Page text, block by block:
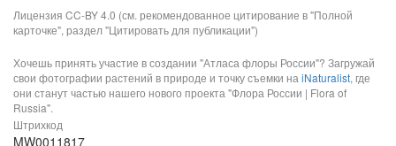
Лицензия CC-BY 4.0 (см. рекомендованное цитирование в "Полной
карточке", раздел "Цитировать для публикации")
Хочешь принять участие в создании "Атласа флоры России"? Загружай
свои фотографии растений в природе и точку съемки наiNaturalist, где
они станут частью нашего нового проекта "Флора России | Flora of
Russia".
Штрихкод
MW0011817